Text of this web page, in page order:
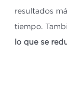
resultados
tiempo.
lo que se